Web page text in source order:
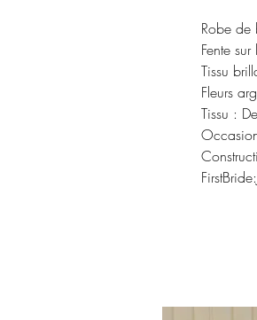
Robe de
Fente
Tissu
Fleurs
Tissu :